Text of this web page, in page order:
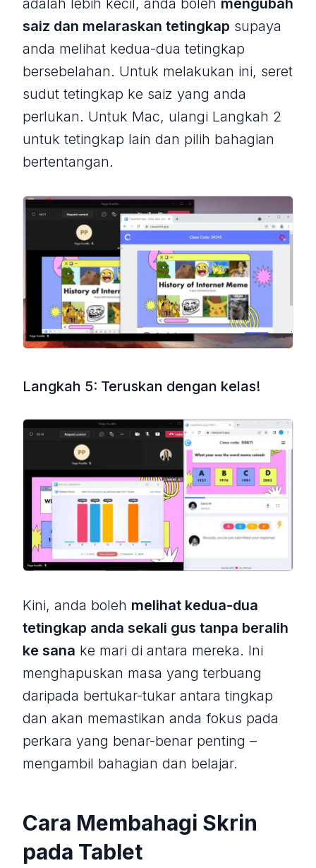
saiz dan melaraskan tetingkap supaya
anda melihat kedua-dua tetingkap
bersebelahan. Untuk melakukan ini, seret
sudut tetingkap ke saiz yang anda
perlukan. Untuk Mac, ulangi Langkah 2
untuk tetingkap lain dan pilih bahagian
bertentangan.
Langkah 5: Teruskan dengan kelas!
Kini, anda boleh melihat kedua-dua
tetingkap anda sekali gus tanpa beralih
ke sana ke mari di antara mereka. Ini
menghapuskan masa yang terbuang
daripada bertukar-tukar antara tingkap
dan akan memastikan anda fokus pada
perkara yang benar-benar penting –
mengambil bahagian dan belajar.
Cara Membahagi Skrin
pada Tablet